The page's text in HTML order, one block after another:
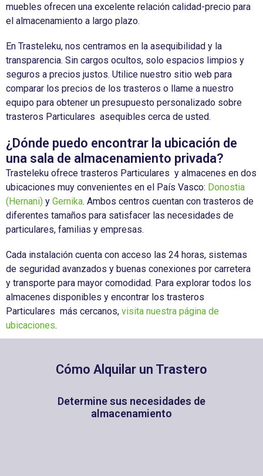
muebles ofrecen una excelente relación calidad-precio para
el almacenamiento a largo plazo.
En Trasteleku, nos centramos en la asequibilidad y la
transparencia. Sin cargos ocultos, solo espacios limpios y
seguros a precios justos. Utilice nuestro sitio web para
comparar los precios de los trasteros o llame a nuestro
equipo para obtener un presupuesto personalizado sobre
trasteros Particulares asequibles cerca de usted.
¿Dónde puedo encontrar la ubicación de
una sala de almacenamiento privada?
Trasteleku ofrece trasteros Particulares y almacenes en dos
ubicaciones muy convenientes en el País Vasco: Donostia
(Hernani) y Gernika. Ambos centros cuentan con trasteros de
diferentes tamaños para satisfacer las necesidades de
particulares, familias y empresas.
Cada instalación cuenta con acceso las 24 horas, sistemas
de seguridad avanzados y buenas conexiones por carretera
y transporte para mayor comodidad. Para explorar todos los
almacenes disponibles y encontrar los trasteros
Particulares más cercanos, visita nuestra página de
ubicaciones.
Cómo Alquilar un Trastero
Determine sus necesidades de
almacenamiento